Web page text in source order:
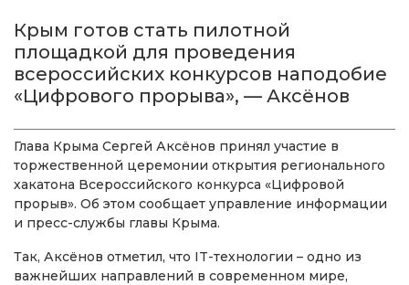
Крым готов стать пилотной
площадкой для проведения
всероссийских конкурсов наподобие
«Цифрового прорыва», — Аксёнов
Глава Крыма Сергей Аксёнов принял участие в
торжественной церемонии открытия регионального
хакатона Всероссийского конкурса «Цифровой
прорыв». Об этом сообщает управление информации
и пресс-службы главы Крыма.
Так, Аксёнов отметил, что IT-технологии – одно из
важнейших направлений в современном мире,